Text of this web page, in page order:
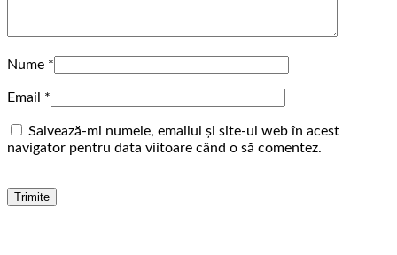
Nume *
Email *
Salvează-mi numele, emailul și site-ul web în acest
navigator pentru data viitoare când o să comentez.